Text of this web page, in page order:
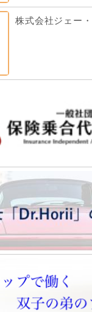
株式会社ジェー